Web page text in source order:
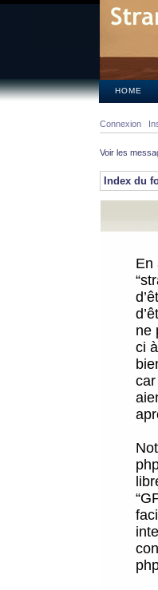
HOME
Connexion
Voir les
Index du
En
ne
ci